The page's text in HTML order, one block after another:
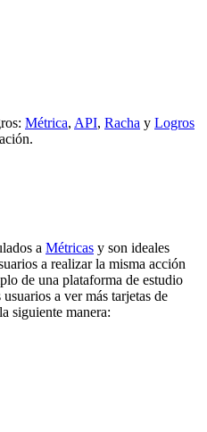
Métrica, API, Racha y Logros
a Métricas y son ideales
a realizar la misma acción
de una plataforma de estudio
a ver más tarjetas de
siguiente manera: